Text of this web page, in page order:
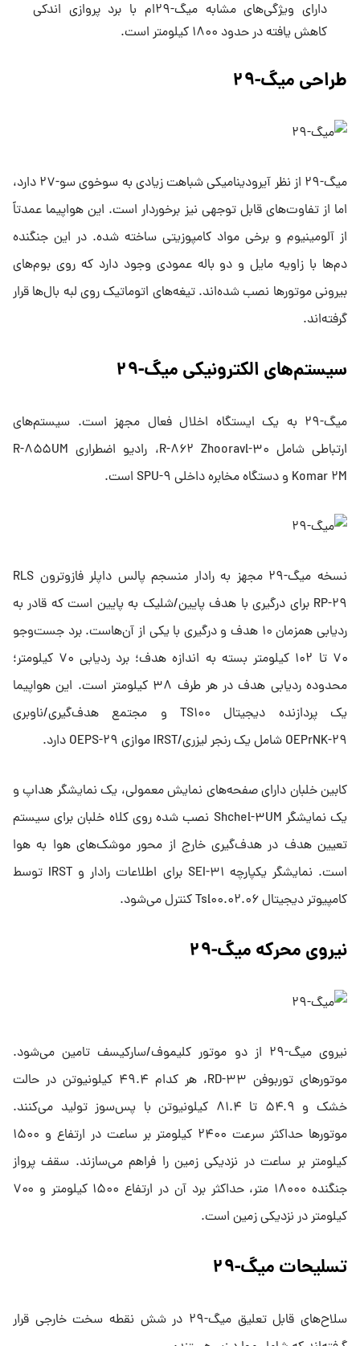
دارای ویژگی‌های مشابه میگ-۲۹ام با برد پروازی اندکی
کاهش یافته در حدود ۱۸۰۰ کیلومتر است.
طراحی میگ-۲۹
میگ-۲۹ از نظر آیرودینامیکی شباهت زیادی به سوخوی سو-۲۷ دارد،
اما از تفاوت‌های قابل توجهی نیز برخوردار است. این هواپیما عمدتاً
از آلومینیوم و برخی مواد کامپوزیتی ساخته شده. در این جنگنده
دم‌ها با زاویه مایل و دو باله عمودی وجود دارد که روی بوم‌های
بیرونی موتور‌ها نصب شده‌اند. تیغه‌های اتوماتیک روی لبه بال‌ها قرار
گرفته‌اند.
سیستم‌های الکترونیکی میگ-۲۹
میگ-۲۹ به یک ایستگاه اخلال فعال مجهز است. سیستم‌های
ارتباطی شامل R-۸۶۲ Zhooravl-۳۰، رادیو اضطراری R-۸۵۵UM
Komar ۲M و دستگاه مخابره داخلی SPU-۹ است.
نسخه میگ-۲۹ مجهز به رادار منسجم پالس داپلر فازوترون RLS
RP-۲۹ برای درگیری با هدف پایین/شلیک به پایین است که قادر به
ردیابی همزمان ۱۰ هدف و درگیری با یکی از آن‌هاست. برد جست‌و‌جو
۷۰ تا ۱۰۲ کیلومتر بسته به اندازه هدف؛ برد ردیابی ۷۰ کیلومتر؛
محدوده ردیابی هدف در هر طرف ۳۸ کیلومتر است. این هواپیما
یک پردازنده دیجیتال TS۱۰۰ و مجتمع هدف‌گیری/ناوبری
OEPrNK-۲۹ شامل یک رنجر لیزری/IRST موازی OEPS-۲۹ دارد.
کابین خلبان دارای صفحه‌های نمایش معمولی، یک نمایشگر هداپ و
یک نمایشگر Shchel-۳UM نصب شده روی کلاه خلبان برای سیستم
تعیین هدف در هدف‌گیری خارج از محور موشک‌های هوا به هوا
است. نمایشگر یکپارچه SEI-۳۱ برای اطلاعات رادار و IRST توسط
کامپیوتر دیجیتال Tsl۰۰.۰۲.۰۶ کنترل می‌شود.
نیروی محرکه میگ-۲۹
نیروی میگ-۲۹ از دو موتور کلیموف/سارکیسف تامین می‌شود.
موتور‌های توربوفن RD-۳۳، هر کدام ۴۹.۴ کیلونیوتن در حالت
خشک و ۵۴.۹ تا ۸۱.۴ کیلونیوتن با پس‌سوز تولید می‌کنند.
موتور‌ها حداکثر سرعت ۲۴۰۰ کیلومتر بر ساعت در ارتفاع و ۱۵۰۰
کیلومتر بر ساعت در نزدیکی زمین را فراهم می‌سازند. سقف پرواز
جنگنده ۱۸۰۰۰ متر، حداکثر برد آن در ارتفاع ۱۵۰۰ کیلومتر و ۷۰۰
کیلومتر در نزدیکی زمین است.
تسلیحات میگ-۲۹
سلاح‌های قابل تعلیق میگ-۲۹ در شش نقطه سخت خارجی قرار